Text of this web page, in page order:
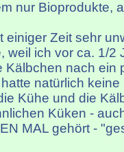
nur Bioprodukte,
einiger Zeit sehr
weil ich vor ca. 1/2
nach ein
natürlich
Kühe und die
Küken -
MAL gehört -